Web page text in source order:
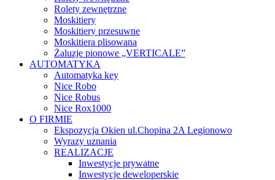
Rolety zewnętrzne
Moskitiery
Moskitiery przesuwne
Moskitiera plisowana
Żaluzje pionowe „VERTICALE”
AUTOMATYKA
Automatyka key
Nice Robo
Nice Robus
Nice Rox1000
O FIRMIE
Ekspozycja Okien ul.Chopina 2A Legionowo
Wyrazy uznania
REALIZACJE
Inwestycje prywatne
Inwestycje deweloperskie